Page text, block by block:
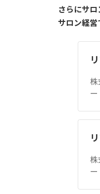
さらにサロ
サロン経営
株
ー
株
ー